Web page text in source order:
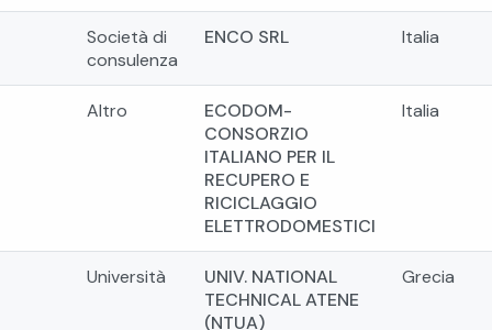
Società di
consulenza
ENCO SRL Italia
Altro
ECODOM-
CONSORZIO
ITALIANO PER IL
RECUPERO E
RICICLAGGIO
ELETTRODOMESTICI
Italia
Università
UNIV. NATIONAL
TECHNICAL ATENE
(NTUA)
Grecia